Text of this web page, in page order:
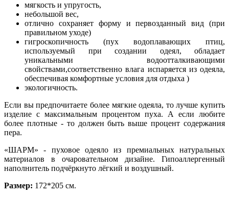
мягкость и упругость,
небольшой вес,
отлично сохраняет форму и первозданный вид (при
правильном уходе)
гигроскопичность (пух водоплавающих птиц,
используемый при создании одеял, обладает
уникальными водоотталкивающими
свойствами,соответственно влага испаряется из одеяла,
обеспечивая комфортные условия для отдыха )
экологичность.
Если вы предпочитаете более мягкие одеяла, то лучше купить
изделие с максимальным процентом пуха. А если любите
более плотные - то должен быть выше процент содержания
пера.
«ШАРМ» - пуховое одеяло из премиальных натуральных
материалов в очаровательном дизайне. Гипоаллергенный
наполнитель подчёркнуто лёгкий и воздушный.
Размер: 172*205 см.